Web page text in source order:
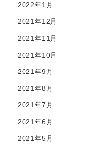
2022年1月
2021年12月
2021年11月
2021年10月
2021年9月
2021年8月
2021年7月
2021年6月
2021年5月